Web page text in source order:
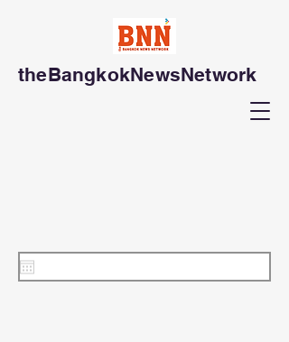
theBangkokNewsNetwork